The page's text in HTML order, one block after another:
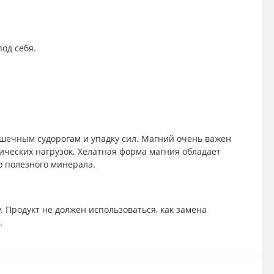
себя.
судорогам и упадку сил. Магний очень важен
нагрузок. Хелатная форма магния обладает
полезного минерала.
не должен использоваться, как замена